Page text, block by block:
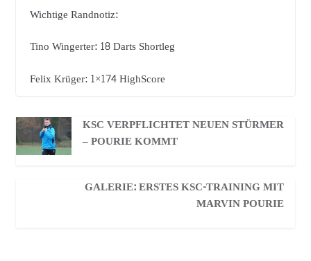
Wichtige Randnotiz:
Tino Wingerter: 18 Darts Shortleg
Felix Krüger: 1×174 HighScore
KSC VERPFLICHTET NEUEN STÜRMER
– POURIE KOMMT
GALERIE: ERSTES KSC-TRAINING MIT
MARVIN POURIE